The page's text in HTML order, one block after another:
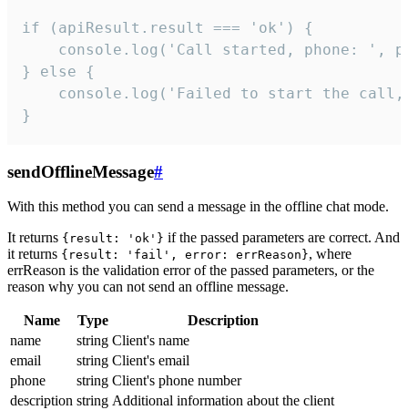
if (apiResult.result === 'ok') {
console.log('Call started, phone: ',
} else {
console.log('Failed to start the
}
sendOfflineMessage#
With this method you can send a message in the offline chat mode.
It returns {result: 'ok'} if the passed parameters are correct. And
it returns {result: 'fail', error: errReason}, where
errReason is the validation error of the passed parameters, or the
reason why you can not send an offline message.
Name Type
Description
name
string Client's name
email
string Client's email
phone
string Client's phone number
description string Additional information about the client